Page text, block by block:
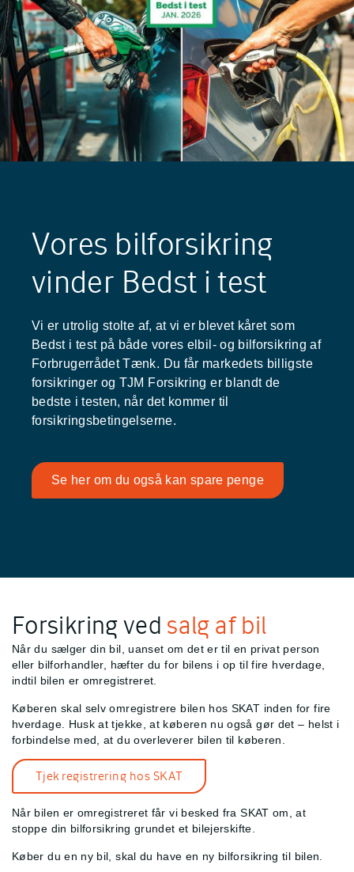
Vores bilforsikring
vinder Bedst i test
Vi er utrolig stolte af, at vi er blevet kåret som
Bedst i test på både vores elbil- og bilforsikring af
Forbrugerrådet Tænk. Du får markedets billigste
forsikringer og TJM Forsikring er blandt de
bedste i testen, når det kommer til
forsikringsbetingelserne.
Se her om du også kan spare penge
Forsikring ved salg af bil
Når du sælger din bil, uanset om det er til en privat person
eller bilforhandler, hæfter du for bilens i op til fire hverdage,
indtil bilen er omregistreret.
Køberen skal selv omregistrere bilen hos SKAT inden for fire
hverdage. Husk at tjekke, at køberen nu også gør det – helst i
forbindelse med, at du overleverer bilen til køberen.
Tjek registrering hos SKAT
Når bilen er omregistreret får vi besked fra SKAT om, at
stoppe din bilforsikring grundet et bilejerskifte.
Køber du en ny bil, skal du have en ny bilforsikring til bilen.